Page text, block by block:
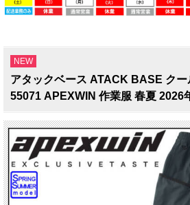
NEW
アタックベース ATACK BASE ク
55071 APEXWIN 作業服 春夏 2026